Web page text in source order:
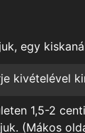
egy
kivételével
1,5-2
(Mákos